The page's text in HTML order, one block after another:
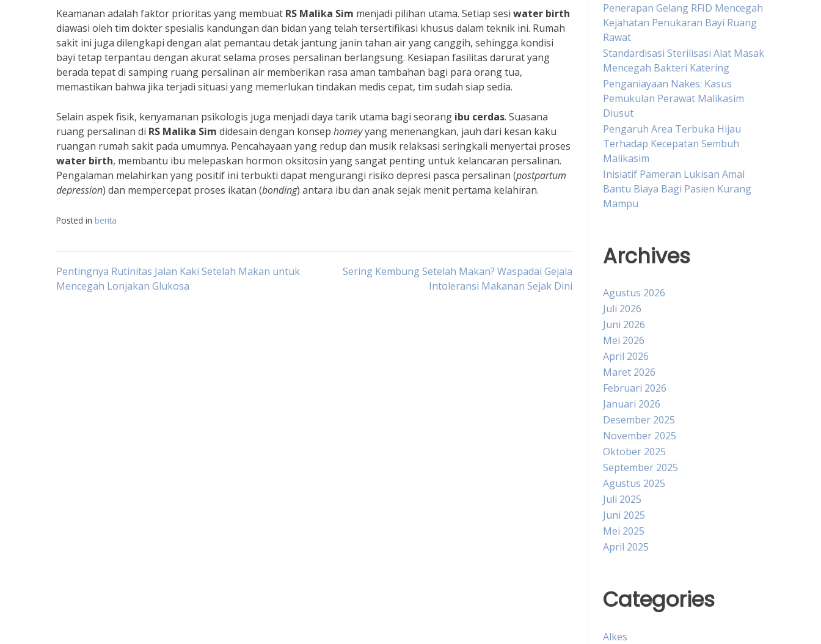
Keamanan adalah faktor prioritas yang membuat RS Malika Sim menjadi pilihan utama. Setiap sesi water birth
diawasi oleh tim dokter spesialis kandungan dan bidan yang telah tersertifikasi khusus dalam teknik ini. Rumah
sakit ini juga dilengkapi dengan alat pemantau detak jantung janin tahan air yang canggih, sehingga kondisi
bayi tetap terpantau dengan akurat selama proses persalinan berlangsung. Kesiapan fasilitas darurat yang
berada tepat di samping ruang persalinan air memberikan rasa aman tambahan bagi para orang tua,
memastikan bahwa jika terjadi situasi yang memerlukan tindakan medis cepat, tim sudah siap sedia.
Selain aspek fisik, kenyamanan psikologis juga menjadi daya tarik utama bagi seorang ibu cerdas. Suasana
ruang persalinan di RS Malika Sim didesain dengan konsep homeyyang menenangkan, jauh dari kesan kaku
ruangan rumah sakit pada umumnya. Pencahayaan yang redup dan musik relaksasi seringkali menyertai proses
water birth, membantu ibu melepaskan hormon oksitosin yang sangat penting untuk kelancaran persalinan.
Pengalaman melahirkan yang positif ini terbukti dapat mengurangi risiko depresi pasca persalinan (postpartum
depression) dan mempercepat proses ikatan (bonding) antara ibu dan anak sejak menit pertama kelahiran.
Posted in berita
Navigasi
Pentingnya Rutinitas Jalan Kaki Setelah Makan untuk
Mencegah Lonjakan Glukosa
Sering Kembung Setelah Makan? Waspadai Gejala
Intoleransi Makanan Sejak Dini
Penerapan Gelang RFID Mencegah
Kejahatan Penukaran Bayi Ruang
Rawat
Standardisasi Sterilisasi Alat Masak
Mencegah Bakteri Katering
Penganiayaan Nakes: Kasus
Pemukulan Perawat Malikasim
Diusut
Pengaruh Area Terbuka Hijau
Terhadap Kecepatan Sembuh
Malikasim
Inisiatif Pameran Lukisan Amal
Bantu Biaya Bagi Pasien Kurang
Mampu
Archives
Agustus 2026
Juli 2026
Juni 2026
Mei 2026
April 2026
Maret 2026
Februari 2026
Januari 2026
Desember 2025
November 2025
Oktober 2025
September 2025
Agustus 2025
Juli 2025
Juni 2025
Mei 2025
April 2025
Categories
Alkes